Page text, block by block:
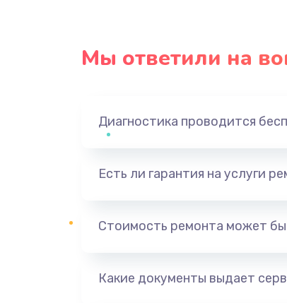
Мы ответили на
Диагностика проводится
Есть ли гарантия на услуги
Стоимость ремонта может
Какие документы выдает